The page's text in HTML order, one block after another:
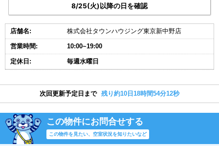
8/25(火)以降の日を確認
店舗名: 株式会社タウンハウジング東京新中野店
営業時間: 10:00~19:00
定休日: 毎週水曜日
次回更新予定日まで 残り約10日18時間54分11秒
この物件にお問合せする
この物件を見たい、空室状況を知りたいなど